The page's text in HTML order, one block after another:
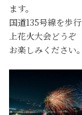
ます。
国道135号線を歩
上花火大会どうぞ
お楽しみください。